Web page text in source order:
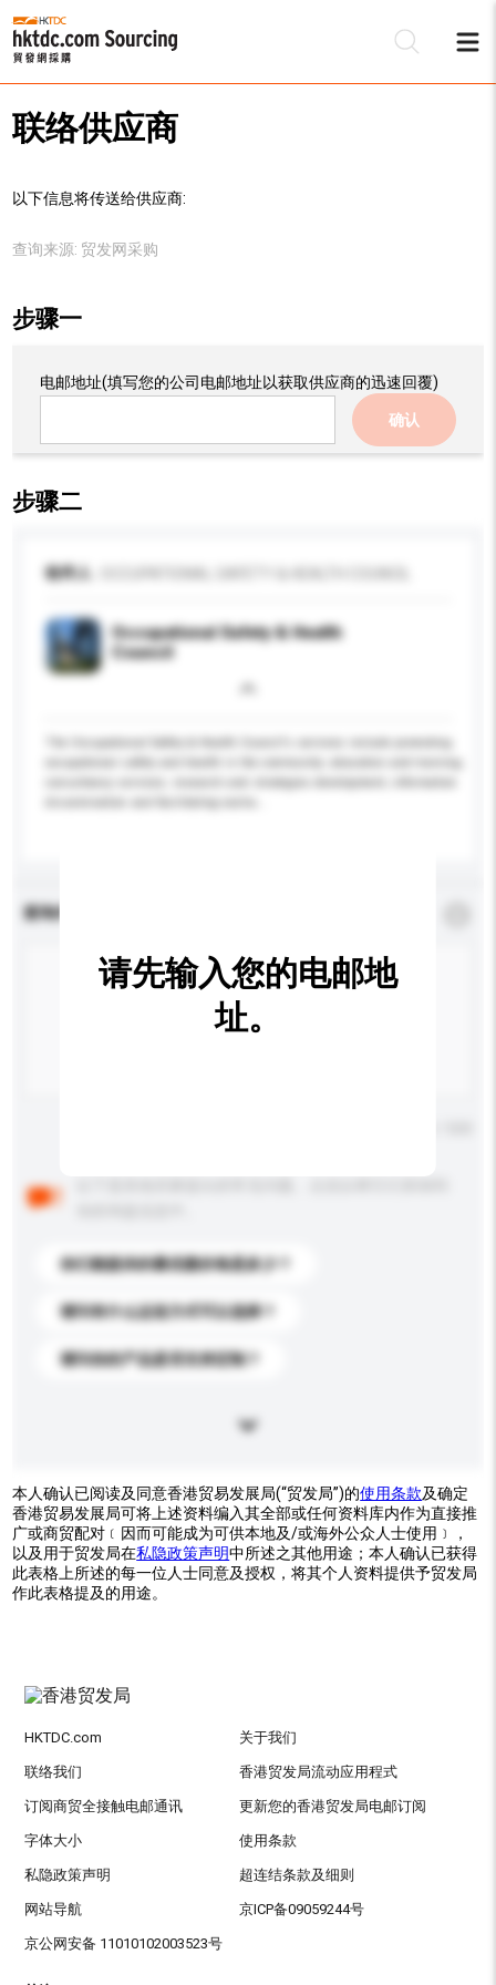
联络供应商
以下信息将传送给供应商:
查询来源: 贸发网采购
步骤一
电邮地址(填写您的公司电邮地址以获取供应商的迅速回覆)
确认
步骤二
收件人
Occupational Safety & Health
Council
查询内容
你们能提供的最优惠价格是多少？
请问有什么运送方式可以选择？
请问你的产品是否支持定制？
请先输入您的电邮地
址。
本人确认已阅读及同意香港贸易发展局(“贸发局”)的使用条款及确定
香港贸易发展局可将上述资料编入其全部或任何资料库内作为直接推
广或商贸配对﹝因而可能成为可供本地及/或海外公众人士使用﹞，
以及用于贸发局在私隐政策声明中所述之其他用途；本人确认已获得
此表格上所述的每一位人士同意及授权，将其个人资料提供予贸发局
作此表格提及的用途。
HKTDC.com 关于我们
联络我们 香港贸发局流动应用程式
订阅商贸全接触电邮通讯 更新您的香港贸发局电邮订阅
字体大小 使用条款
私隐政策声明 超连结条款及细则
网站导航 京ICP备09059244号
京公网安备 11010102003523号